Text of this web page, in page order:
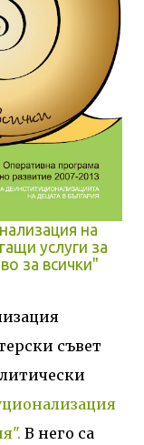
на
услуги за
за всички"
съвет
В него са